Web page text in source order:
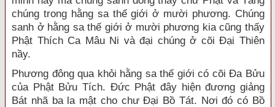
chúng trong hằng sa thế giới ở mười phương. Chúng
sanh ở hằng sa thế giới ở mười phương kia cũng thấy
Phật Thích Ca Mâu Ni và đại chúng ở cõi Đại Thiên
nầy.
Phương đông qua khỏi hằng sa thế giới có cõi Đa Bửu
của Phật Bửu Tích. Đức Phật đây hiện đương giảng
Bát nhã ba la mật cho chư Đại Bồ Tát. Nơi đó có Bồ